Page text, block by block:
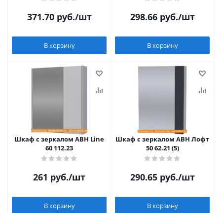
371.70руб./шт
В корзину
298.66руб./шт
В корзину
Шкаф с зеркалом АВН Line
60 112.23
261 руб./шт
В корзину
Шкаф с зеркалом АВН Лофт
50 62.21 (5)
290.65руб./шт
В корзину